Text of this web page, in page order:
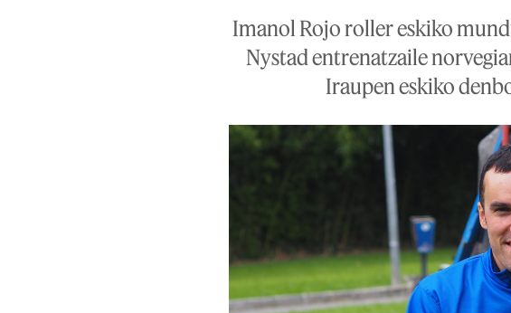
Imanol Rojo roller eskiko
Nystad entrenatzaile
Iraupen eskiko